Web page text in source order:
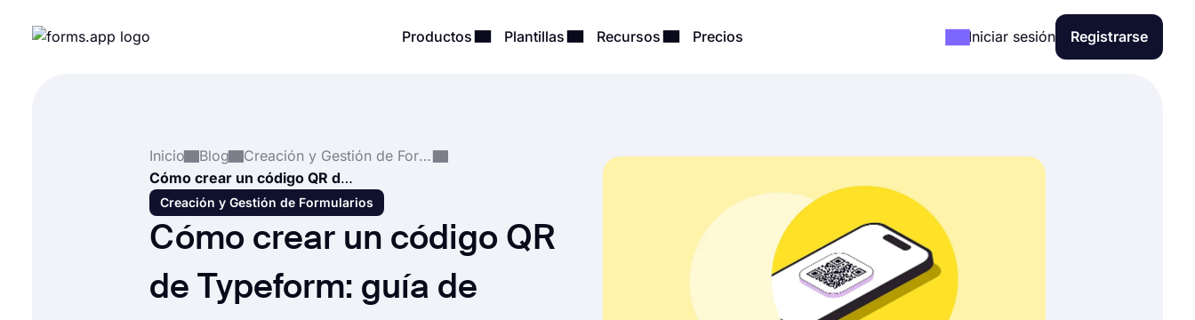
Productos Plantillas Recursos Precios Iniciar sesión Registrarse
Inicio Blog
Creación y Gestión de Formularios
Cómo crear un código QR de Typeform: guía de expertos 2026
Creación y Gestión de Formularios
Cómo crear un código QR
de Typeform: guía de